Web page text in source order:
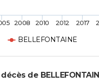
BELLEFONTAINE
2008 2010 2012 2017
de